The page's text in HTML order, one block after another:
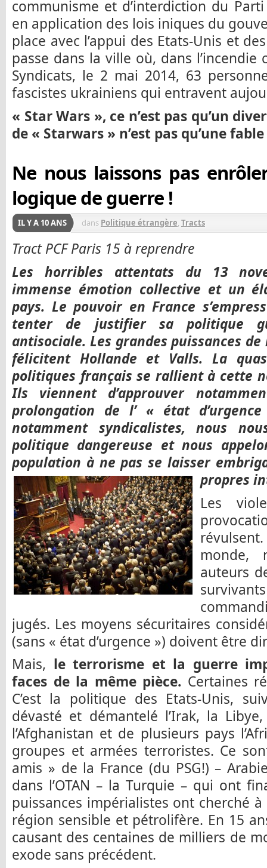
communisme et d’interdiction du
en application des lois iniques du
place avec l’appui des Etats-Unis et
passe dans la ville où, dans
Syndicats, le 2 mai 2014, 63
fascistes ukrainiens qui entravent
« Star Wars », ce n’est pas qu’un
de « Starwars » n’est pas qu’une
Ne nous laissons pas
logique de guerre !
IL Y A 10 ANS dans Politique étrangère, Tracts
Tract PCF Paris 15 à reprendre
Les horribles attentats du 13
immense émotion collective et un
pays. Le pouvoir en France
tenter de justifier sa politique
antisociale. Les grandes puissances de
félicitent Hollande et Valls. La
politiques français se rallient à cette
Ils viennent d’approuver
prolongation de l’ « état
notamment syndicalistes, nous
politique dangereuse et nous
population à ne pas se laisser
propres
Les
monde,
auteurs
jugés. Les moyens sécuritaires
(sans « état d’urgence ») doivent être
Mais, le terrorisme et la guerre
faces de la même pièce. Certaines
C’est la politique des Etats-Unis,
dévasté et démantelé l’Irak, la
l’Afghanistan et de plusieurs pays
groupes et armées terroristes. Ce
amis » de la France (du PSG!) –
dans l’OTAN – la Turquie – qui ont
puissances impérialistes ont cherché
région sensible et pétrolifère. En 15
causant des centaines de milliers de
exode sans précédent.